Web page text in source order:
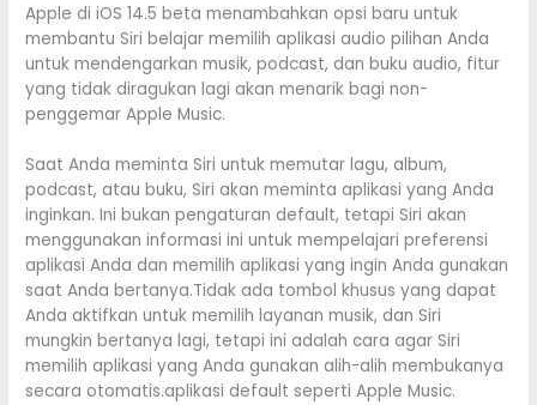
Apple di iOS 14.5 beta menambahkan opsi baru untuk
membantu Siri belajar memilih aplikasi audio pilihan Anda
untuk mendengarkan musik, podcast, dan buku audio, fitur
yang tidak diragukan lagi akan menarik bagi non-
penggemar Apple Music.
Saat Anda meminta Siri‌ untuk memutar lagu, album,
podcast, atau buku, Siri‌ akan meminta aplikasi yang Anda
inginkan. Ini bukan pengaturan default, tetapi Siri‌ akan
menggunakan informasi ini untuk mempelajari preferensi
aplikasi Anda dan memilih aplikasi yang ingin Anda gunakan
saat Anda bertanya.Tidak ada tombol khusus yang dapat
Anda aktifkan untuk memilih layanan musik, dan Siri‌
mungkin bertanya lagi, tetapi ini adalah cara agar Siri‌
memilih aplikasi yang Anda gunakan alih-alih membukanya
secara otomatis.aplikasi default seperti Apple Music.